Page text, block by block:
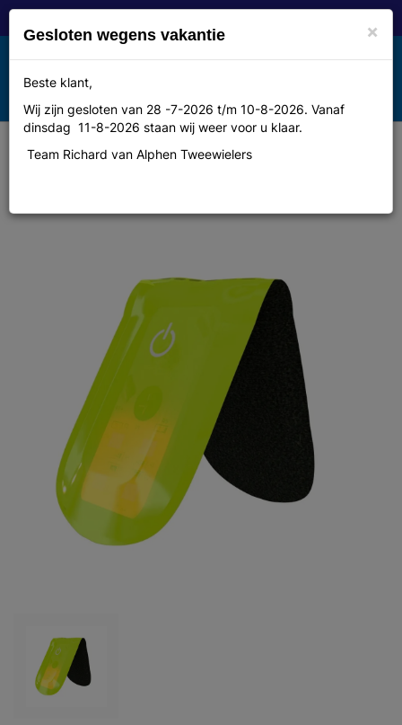
Toggle
navigation
MENU
Wowow Reflectie ww magnetlight
×
Gesloten wegens vakantie
Beste klant,
Wij zijn gesloten van 28 -7-2026 t/m 10-8-2026. Vanaf
dinsdag 11-8-2026 staan wij weer voor u klaar.
Team Richard van Alphen Tweewielers